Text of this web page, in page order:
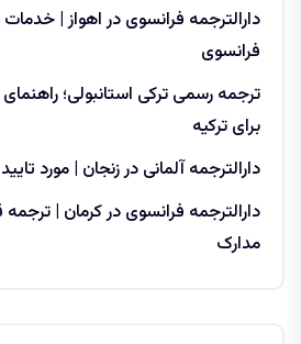
دارالترجمه فرانسوی در اهواز |
فرانسوی
ترجمه رسمی ترکی استانبولی؛
برای ترکیه
دارالترجمه آلمانی در زنجان | مورد
دارالترجمه فرانسوی در کرمان |
مدارک